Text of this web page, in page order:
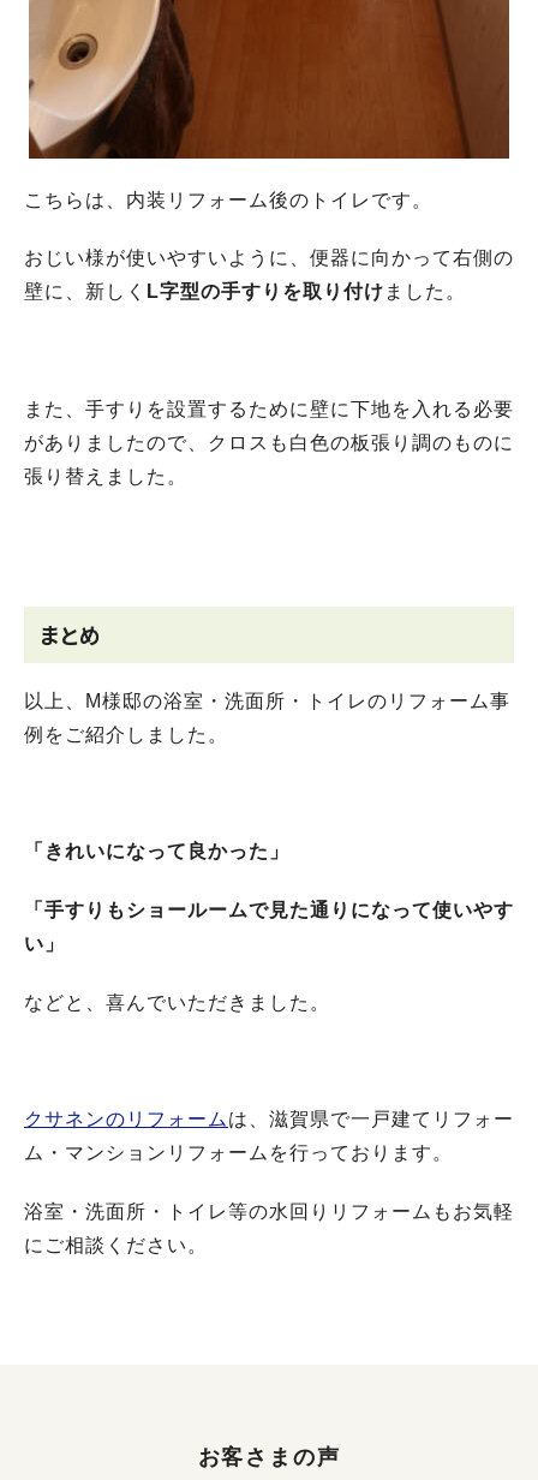
こちらは、内装リフォーム後のトイレです。
おじい様が使いやすいように、便器に向かって右側の
壁に、新しく L字型の手すりを取り付け ました。
また、手すりを設置するために壁に下地を入れる必要
がありましたので、クロスも白色の板張り調のものに
張り替えました。
まとめ
以上、M様邸の浴室・洗面所・トイレのリフォーム事
例をご紹介しました。
「きれいになって良かった」
「手すりもショールームで見た通りになって使いやす
い」
などと、喜んでいただきました。
クサネンのリフォーム は、滋賀県で一戸建てリフォー
ム・マンションリフォームを行っております。
浴室・洗面所・トイレ等の水回りリフォームもお気軽
にご相談ください。
お客さまの声